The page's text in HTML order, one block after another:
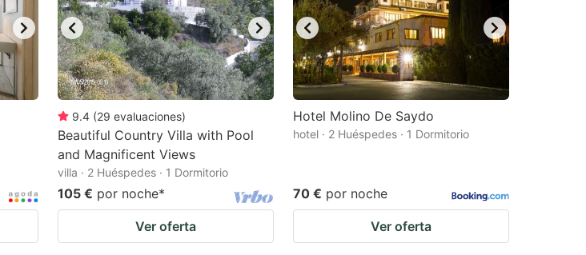
9.4 (29 evaluaciones)
Beautiful Country Villa with Pool
and Magnificent Views
villa · 2 Huéspedes · 1 Dormitorio
105 € por noche*
Ver oferta
Hotel Molino De Saydo
hotel · 2 Huéspedes · 1 Dormitorio
70 € por noche
Ver oferta